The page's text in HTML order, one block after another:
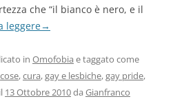
che “il bianco è nero, e il
leggere→
in Omofobia e taggato come
cose,cura,gay e lesbiche,gay pride,
il 13 Ottobre 2010da Gianfranco